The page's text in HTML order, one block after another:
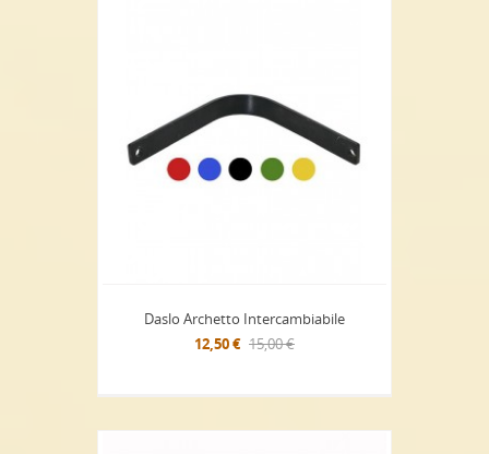
Daslo Archetto Intercambiabile
12,50 € 15,00 €